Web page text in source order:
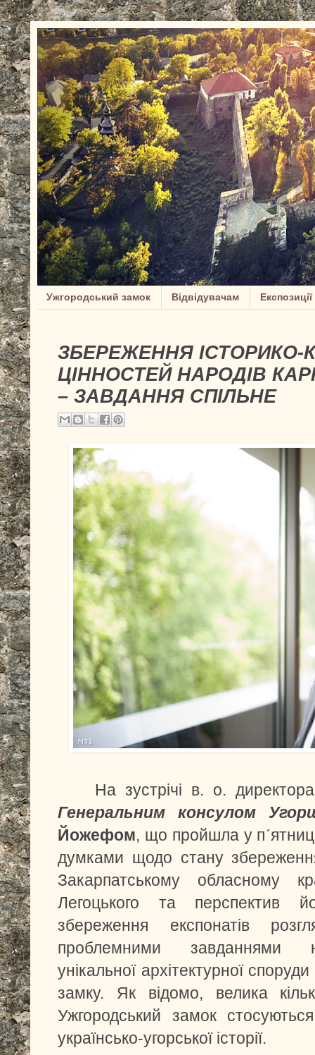
Ужгородський замок Відвідувачам Експозиції
ЗБЕРЕЖЕННЯ ІСТОРИКО-
ЦІННОСТЕЙ НАРОДІВ
– ЗАВДАННЯ СПІЛЬНЕ
На зустрічі в. о.
Генеральним консулом
Йожефом, що пройшла у
думками щодо стану
Закарпатському обласному
Легоцького та перспектив
збереження експонатів
проблемними завданнями
унікальної архітектурної
замку. Як відомо, велика
Ужгородський замок
українсько-угорської історії.